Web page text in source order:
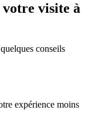
visite à
conseils
expérience moins